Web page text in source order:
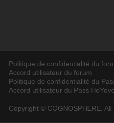
Politique de confidentialité du
Accord utilisateur du forum
Politique de confidentialité du
Accord utilisateur du Pass
Copyright © COGNOSPHERE. All